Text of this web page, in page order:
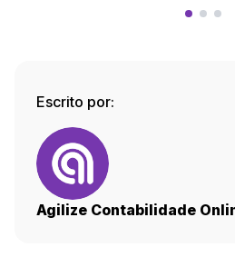
Escrito por:
Agilize Contabilidade